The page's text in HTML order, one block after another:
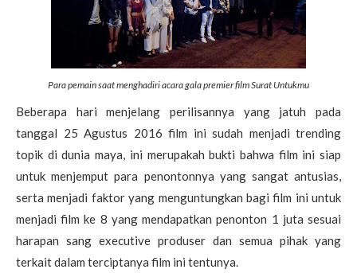
Para pemain saat menghadiri acara gala premier film Surat Untukmu
Beberapa hari menjelang perilisannya yang jatuh pada
tanggal 25 Agustus 2016 film ini sudah menjadi trending
topik di dunia maya, ini merupakah bukti bahwa film ini siap
untuk menjemput para penontonnya yang sangat antusias,
serta menjadi faktor yang menguntungkan bagi film ini untuk
menjadi film ke 8 yang mendapatkan penonton 1 juta sesuai
harapan sang executive produser dan semua pihak yang
terkait dalam terciptanya film ini tentunya.